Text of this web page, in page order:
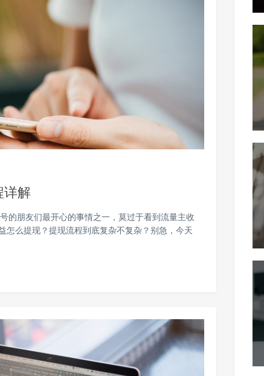
详解
的朋友们最开心的事情之一，莫过于看到流量主收
怎么提现？提现流程到底复杂不复杂？别急，今天